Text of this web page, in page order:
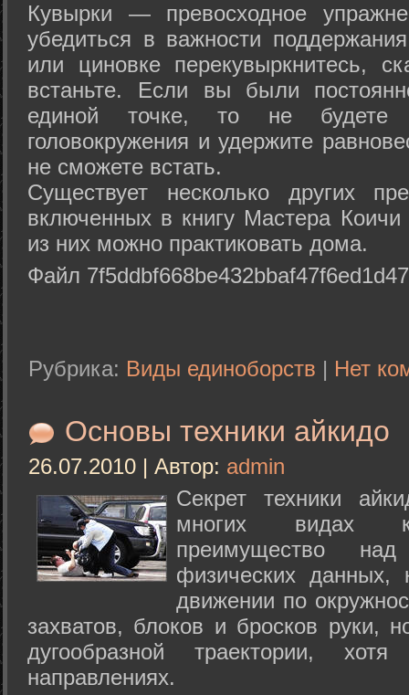
Кувырки — превосходное
убедиться в важности
или циновке перекувыркнитесь,
встаньте. Если вы были
единой точке, то не будете
головокружения и удержите
не сможете встать.
Существует несколько других
включенных в книгу Мастера
из них можно практиковать дома.
Файл
Рубрика: Виды единоборств | Нет
Основы техники айкидо
26.07.2010 | Автор: admin
Секрет техники
многих видах
преимущество
физических данных,
движении по
захватов, блоков и бросков руки,
дугообразной траектории,
направлениях.